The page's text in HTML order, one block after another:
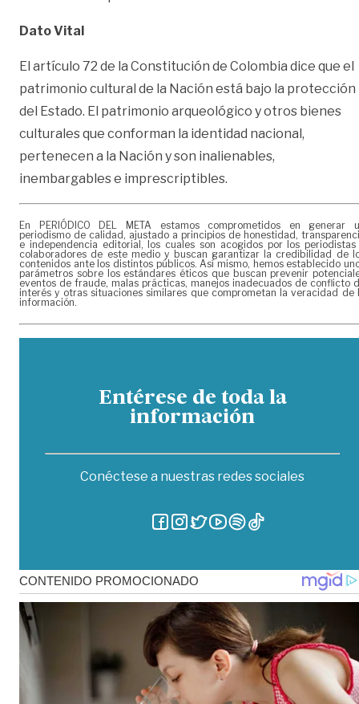
Dato Vital
El artículo 72 de la Constitución de Colombia dice que el
patrimonio cultural de la Nación está bajo la protección
del Estado. El patrimonio arqueológico y otros bienes
culturales que conforman la identidad nacional,
pertenecen a la Nación y son inalienables,
inembargables e imprescriptibles.
En PERIÓDICO DEL META estamos comprometidos en generar
periodismo de calidad, ajustado a principios de honestidad,
e independencia editorial, los cuales son acogidos por los periodistas
colaboradores de este medio y buscan garantizar la credibilidad de
contenidos ante los distintos públicos. Así mismo, hemos establecido
parámetros sobre los estándares éticos que buscan prevenir
eventos de fraude, malas prácticas, manejos inadecuados de conflicto
interés y otras situaciones similares que comprometan la veracidad de
información.
Entérese de toda la
información
Conéctese a nuestras redes sociales